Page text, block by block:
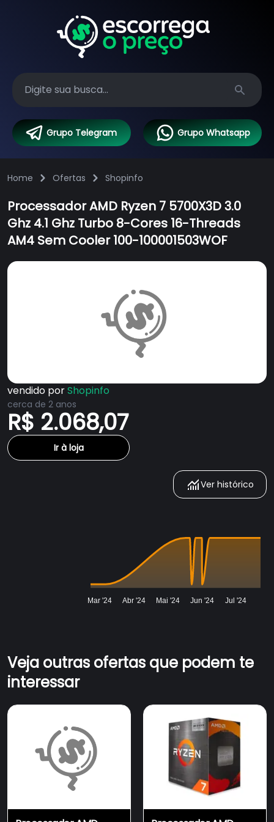
Search
Grupo Telegram Grupo Whatsapp
Home Ofertas Shopinfo
Processador AMD Ryzen 7 5700X3D 3.0
Ghz 4.1 Ghz Turbo 8-Cores 16-Threads
AM4 Sem Cooler 100-100001503WOF
vendido porShopinfo
cerca de 2 anos
R$ 2.068,07
Ir à loja
Ver histórico
Mar '24 Abr '24 Mai '24 Jun '24 Jul '24
Veja outras ofertas que podem te
interessar